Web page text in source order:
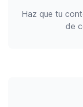
Haz que tu
de